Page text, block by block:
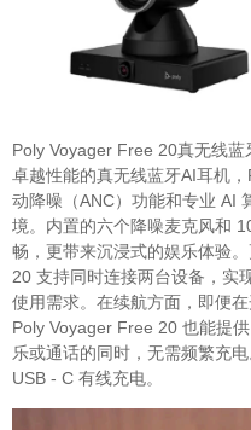
Poly Voyager Free 20真无线
卓越性能的真无线蓝牙AI耳机
动降噪（ANC）功能和专业 AI
境。内置的六个降噪麦克风和
畅，更带来沉浸式的娱乐体验
20 支持同时连接两台设备，实
使用需求。在续航方面，即便
Poly Voyager Free 20 也能提
乐或通话的同时，无需频繁充
USB - C 有线充电。